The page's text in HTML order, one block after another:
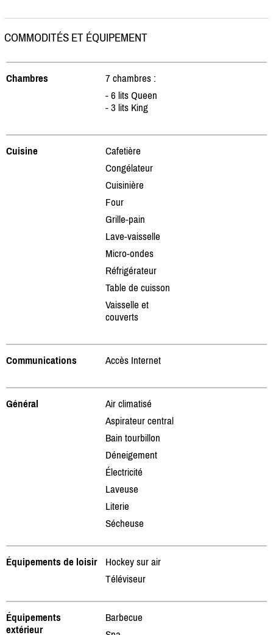
COMMODITÉS ET ÉQUIPEMENT
Chambres
7 chambres :
- 6 lits Queen
- 3 lits King
Cuisine
Cafetière
Congélateur
Cuisinière
Four
Grille-pain
Lave-vaisselle
Micro-ondes
Réfrigérateur
Table de cuisson
Vaisselle et
couverts
Communications Accès Internet
Général
Air climatisé
Aspirateur central
Bain tourbillon
Déneigement
Électricité
Laveuse
Literie
Sécheuse
Équipements de loisir
Hockey sur air
Téléviseur
Équipements
extérieur
Barbecue